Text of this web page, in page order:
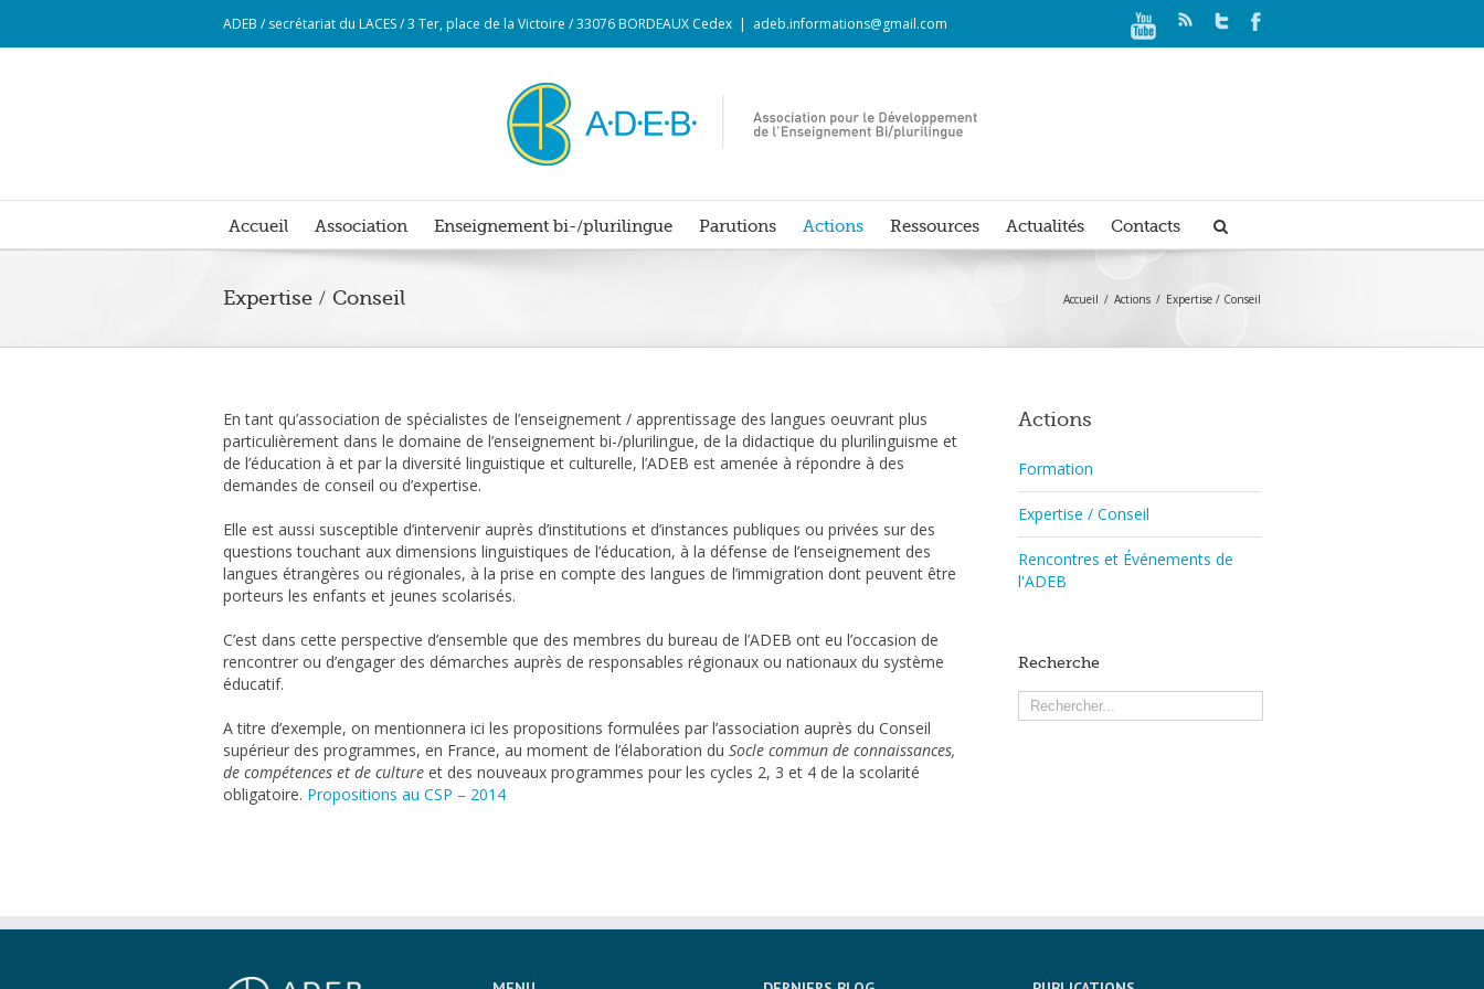
ADEB / secrétariat du LACES / 3 Ter, place de la Victoire / 33076 BORDEAUX Cedex | adeb.informations@gmail.com
Accueil Association Enseignement bi-/plurilingue Parutions Actions Ressources Actualités Contacts
Expertise / Conseil Accueil Actions Expertise / Conseil
En tant qu’association de spécialistes de l’enseignement / apprentissage des langues oeuvrant plus
particulièrement dans le domaine de l’enseignement bi-/plurilingue, de la didactique du plurilinguisme et
de l’éducation à et par la diversité linguistique et culturelle, l’ADEB est amenée à répondre à des
demandes de conseil ou d’expertise.
Elle est aussi susceptible d’intervenir auprès d’institutions et d’instances publiques ou privées sur des
questions touchant aux dimensions linguistiques de l’éducation, à la défense de l’enseignement des
langues étrangères ou régionales, à la prise en compte des langues de l’immigration dont peuvent être
porteurs les enfants et jeunes scolarisés.
C’est dans cette perspective d’ensemble que des membres du bureau de l’ADEB ont eu l’occasion de
rencontrer ou d’engager des démarches auprès de responsables régionaux ou nationaux du système
éducatif.
A titre d’exemple, on mentionnera ici les propositions formulées par l’association auprès du Conseil
supérieur des programmes, en France, au moment de l’élaboration du Socle commun de connaissances,
de compétences et de culture et des nouveaux programmes pour les cycles 2, 3 et 4 de la scolarité
obligatoire. Propositions au CSP – 2014
Actions
Formation
Expertise / Conseil
Rencontres et Événements de
l'ADEB
Recherche